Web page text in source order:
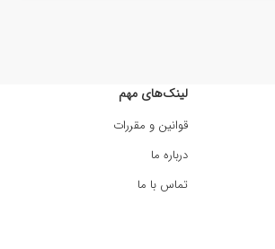
لینک‌های مهم
قوانین و مقررات
درباره ما
تماس با ما